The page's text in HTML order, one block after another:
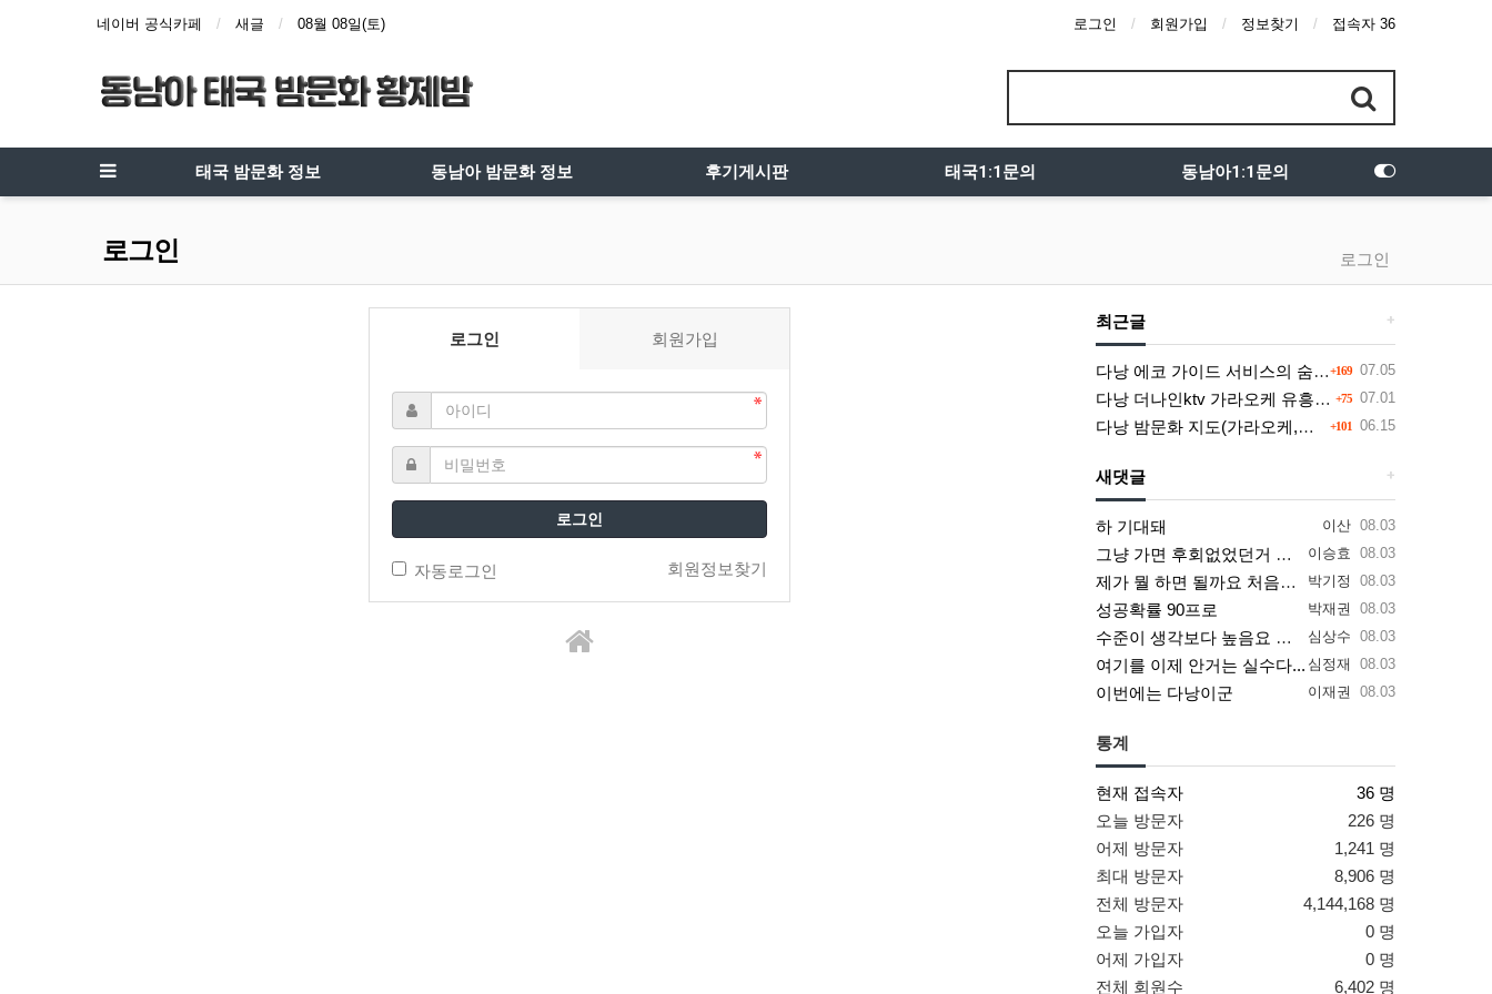
네이버 공식카페 새글 08월 08일(토) 로그인 회원가입 정보찾기 접속자 36
태국 밤문화 정보 동남아 밤문화 정보 후기게시판 태국1:1문의 동남아1:1문의
로그인 로그인
로그인 회원가입
로그인
자동로그인 회원정보찾기
+
최근글
+169 07.05
다낭 에코 가이드 서비스의 숨겨진 시스템과 다채로운 인력 풀의 진실
+75 07.01
다낭 더나인ktv 가라오케 유흥주점의 정석을 찾고 있다면 여기
+101 06.15
다낭 밤문화 지도(가라오케,마사지,에코걸,토킹바,클럽) 유흥별 가격 및 후기공유
+
새댓글
이산 08.03
하 기대돼
이승효 08.03
그냥 가면 후회없었던거 같음 항상
박기정 08.03
제가 뭘 하면 될까요 처음가는데
박재권 08.03
성공확률 90프로
심상수 08.03
수준이 생각보다 높음요 여기
심정재 08.03
여기를 이제 안거는 실수다...
이재권 08.03
이번에는 다낭이군
통계
현재 접속자
36 명
오늘 방문자
226 명
어제 방문자
1,241 명
최대 방문자
8,906 명
전체 방문자
4,144,168 명
오늘 가입자
0 명
어제 가입자
0 명
전체 회원수
6,402 명